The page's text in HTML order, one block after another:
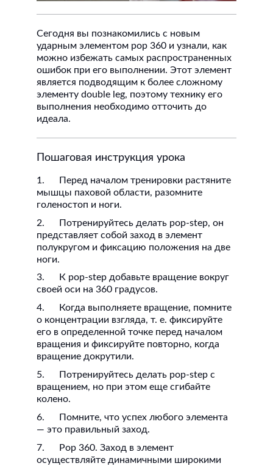
Сегодня вы познакомились с новым
ударным элементом pop 360 и узнали, как
можно избежать самых распространенных
ошибок при его выполнении. Этот элемент
является подводящим к более сложному
элементу double leg, поэтому технику его
выполнения необходимо отточить до
идеала.
Пошаговая инструкция урока
1. Перед началом тренировки растяните
мышцы паховой области, разомните
голеностоп и ноги.
2. Потренируйтесь делать pop-step, он
представляет собой заход в элемент
полукругом и фиксацию положения на две
ноги.
3. К pop-step добавьте вращение вокруг
своей оси на 360 градусов.
4. Когда выполняете вращение, помните
о концентрации взгляда, т. е. фиксируйте
его в определенной точке перед началом
вращения и фиксируйте повторно, когда
вращение докрутили.
5. Потренируйтесь делать pop-step с
вращением, но при этом еще сгибайте
колено.
6. Помните, что успех любого элемента
— это правильный заход.
7. Pop 360. Заход в элемент
осуществляйте динамичными широкими